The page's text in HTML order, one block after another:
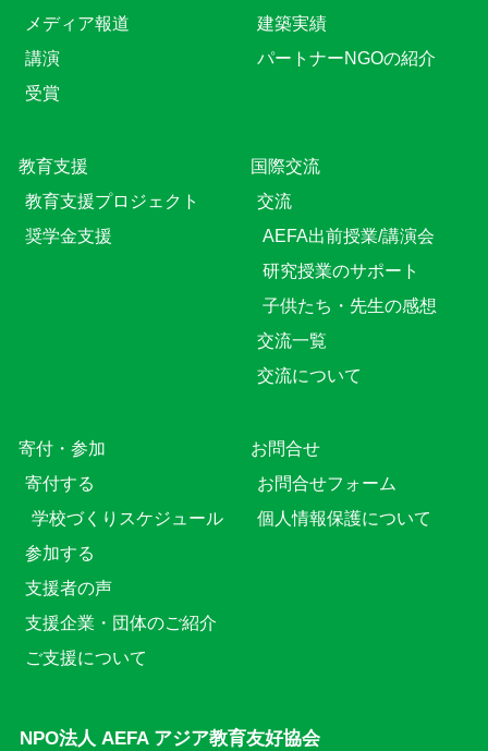
メディア報道
講演
受賞
建築実績
パートナーNGOの紹介
教育⽀援
教育⽀援プロジェクト
奨学金支援
国際交流
交流
AEFA出前授業/講演会
研究授業のサポート
子供たち・先生の感想
交流一覧
交流について
寄付・参加
寄付する
学校づくりスケジュール
参加する
支援者の声
支援企業・団体のご紹介
ご支援について
お問合せ
お問合せフォーム
個人情報保護について
NPO法人 AEFA アジア教育友好協会